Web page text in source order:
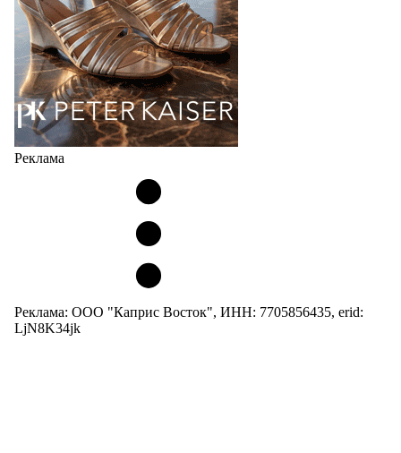
Реклама
Реклама: ООО "Каприс Восток", ИНН: 7705856435, erid:
LjN8K34jk